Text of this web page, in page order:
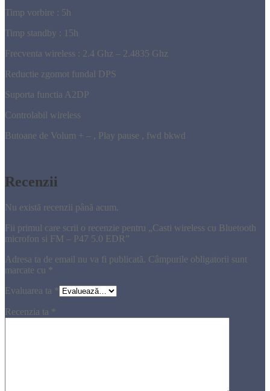
Timp vorbire : 5h
Timp standby : 15h
Frecventa wireless : 2.4 Ghz – 2.4835 Ghz
Reductie zgomot fundal DPS
Suporta functia A2DP
Controlabil wireless
Butoane de Volum + – , Play pause , fwd bkwd
Recenzii
Nu există recenzii până acum.
Fii primul care scrii o recenzie pentru „Casti wireless cu Bluetooth
microfon si FM – P47 5.0 EDR”
Adresa ta de email nu va fi publicată. Câmpurile obligatorii sunt
marcate cu *
Evaluarea ta *
Recenzia ta *